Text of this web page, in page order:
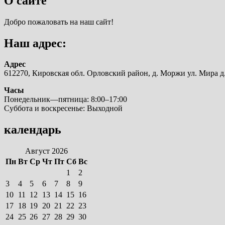
Добро пожаловать на наш сайт!
Наш адрес:
Адрес
612270, Кировская обл. Орловский район, д. Моржи ул. Мира
Часы
Понедельник—пятница: 8:00–17:00
Суббота и воскресенье: Выходной
календарь
Август 2026
Пн Вт Ср Чт Пт Сб Вс
1
2
3
4 5 6 7 8
9
10 11 12 13 14 15 16
17 18 19 20 21 22 23
24 25 26 27 28 29 30